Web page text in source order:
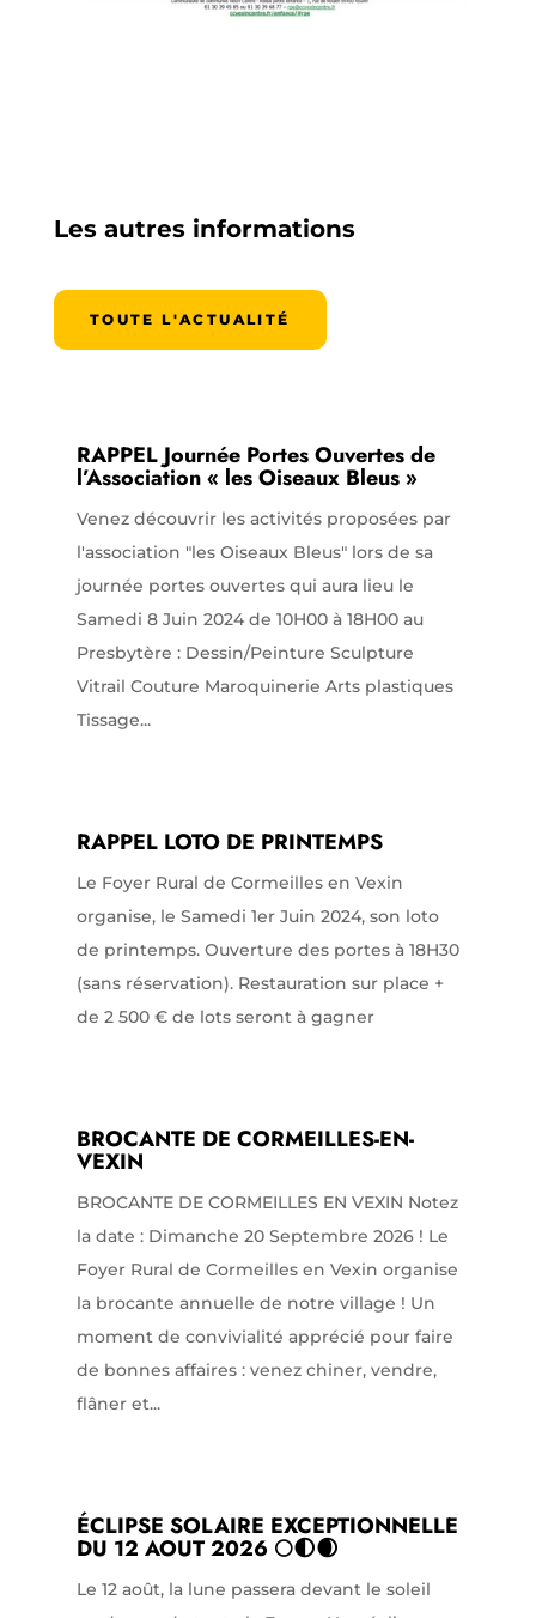
Les autres informations
TOUTE L'ACTUALITÉ
RAPPEL Journée Portes Ouvertes de
l’Association « les Oiseaux Bleus »
Venez découvrir les activités proposées par
l'association "les Oiseaux Bleus" lors de sa
journée portes ouvertes qui aura lieu le
Samedi 8 Juin 2024 de 10H00 à 18H00 au
Presbytère : Dessin/Peinture Sculpture
Vitrail Couture Maroquinerie Arts plastiques
Tissage...
RAPPEL LOTO DE PRINTEMPS
Le Foyer Rural de Cormeilles en Vexin
organise, le Samedi 1er Juin 2024, son loto
de printemps. Ouverture des portes à 18H30
(sans réservation). Restauration sur place +
de 2 500 € de lots seront à gagner
BROCANTE DE CORMEILLES-EN-
VEXIN
BROCANTE DE CORMEILLES EN VEXIN Notez
la date : Dimanche 20 Septembre 2026 ! Le
Foyer Rural de Cormeilles en Vexin organise
la brocante annuelle de notre village ! Un
moment de convivialité apprécié pour faire
de bonnes affaires : venez chiner, vendre,
flâner et...
ÉCLIPSE SOLAIRE EXCEPTIONNELLE
DU 12 AOUT 2026 🌕🌓🌒
Le 12 août, la lune passera devant le soleil